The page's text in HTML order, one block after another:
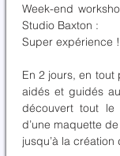
Week-end
Studio Baxton :
Super expérience !
En 2 jours, en
aidés et guidés
découvert tout le
d’une maquette
jusqu’à la